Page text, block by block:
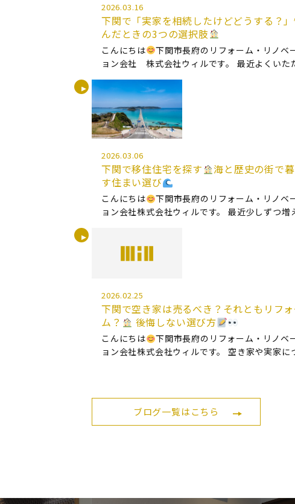
2026.03.16
下関で「実家を相続したけどどうする？
んだときの3つの選択肢
こんにちは
下関市長府のリフォーム・リノベ
ョン会社 株式会社ウィルです。 最近よくいた
どうしたらいい？」 というお悩みです。 例えば
んなケースです。 ・親が亡くな […]
2026.03.06
下関で移住住宅を探す
海と歴史の街で
す住まい選び
こんにちは
下関市長府のリフォーム・リノベ
ョン会社株式会社ウィルです。 最近少しずつ増
物も美味しい下関は 移住先とし […]
2026.02.25
下関で空き家は売るべき？それともリフォ
ム？
後悔しない選び方
こんにちは
下関市長府のリフォーム・リノベ
ョン会社株式会社ウィルです。 空き家や実家に
ブログ一覧はこちら